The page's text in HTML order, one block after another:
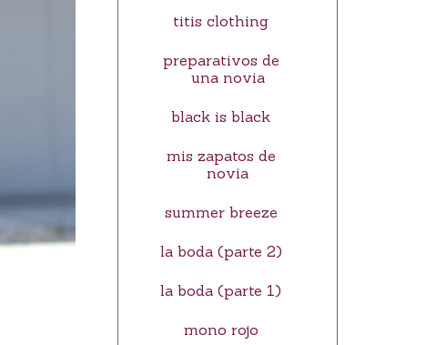
titis clothing
preparativos de
una novia
black is black
mis zapatos de
novia
summer breeze
la boda (parte 2)
la boda (parte 1)
mono rojo